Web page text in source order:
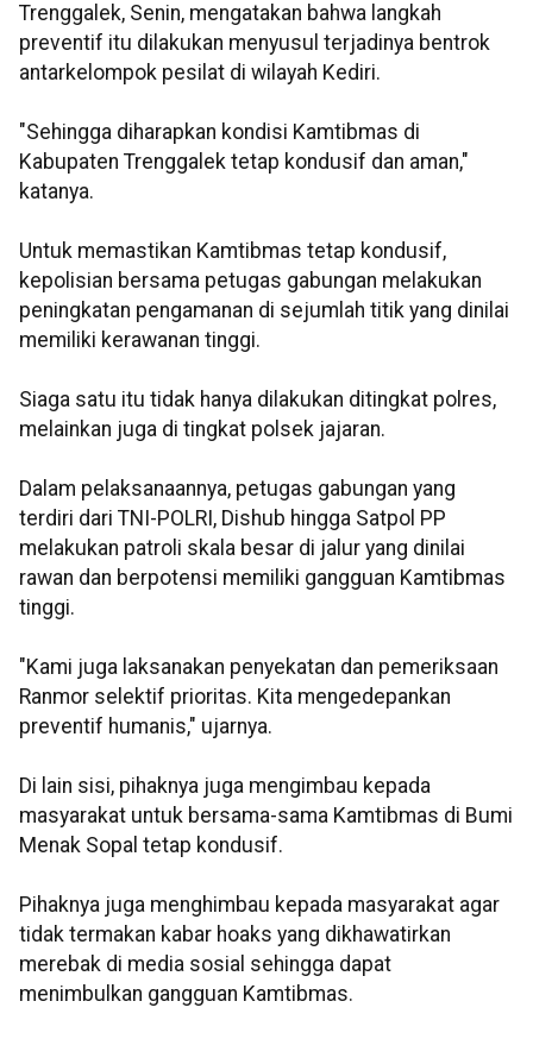
Trenggalek, Senin, mengatakan bahwa langkah
preventif itu dilakukan menyusul terjadinya bentrok
antarkelompok pesilat di wilayah Kediri.
"Sehingga diharapkan kondisi Kamtibmas di
Kabupaten Trenggalek tetap kondusif dan aman,"
katanya.
Untuk memastikan Kamtibmas tetap kondusif,
kepolisian bersama petugas gabungan melakukan
peningkatan pengamanan di sejumlah titik yang dinilai
memiliki kerawanan tinggi.
Siaga satu itu tidak hanya dilakukan ditingkat polres,
melainkan juga di tingkat polsek jajaran.
Dalam pelaksanaannya, petugas gabungan yang
terdiri dari TNI-POLRI, Dishub hingga Satpol PP
melakukan patroli skala besar di jalur yang dinilai
rawan dan berpotensi memiliki gangguan Kamtibmas
tinggi.
"Kami juga laksanakan penyekatan dan pemeriksaan
Ranmor selektif prioritas. Kita mengedepankan
preventif humanis," ujarnya.
Di lain sisi, pihaknya juga mengimbau kepada
masyarakat untuk bersama-sama Kamtibmas di Bumi
Menak Sopal tetap kondusif.
Pihaknya juga menghimbau kepada masyarakat agar
tidak termakan kabar hoaks yang dikhawatirkan
merebak di media sosial sehingga dapat
menimbulkan gangguan Kamtibmas.